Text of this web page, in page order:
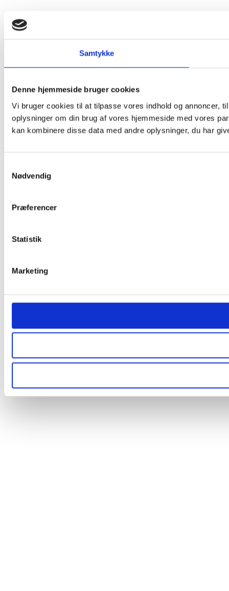
Samtykke
Denne hjemmeside bruger cookies
Vi bruger cookies til at tilpasse vores indhold og annoncer,
oplysninger om din brug af vores hjemmeside med vores
kan kombinere disse data med andre oplysninger, du har
Nødvendig
Præferencer
Statistik
Marketing